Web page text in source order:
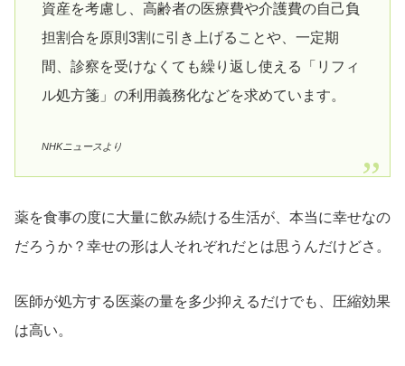
資産を考慮し、高齢者の医療費や介護費の自己負
担割合を原則3割に引き上げることや、一定期
間、診察を受けなくても繰り返し使える「リフィ
ル処方箋」の利用義務化などを求めています。
NHKニュースより
薬を食事の度に大量に飲み続ける生活が、本当に幸せなの
だろうか？幸せの形は人それぞれだとは思うんだけどさ。
医師が処方する医薬の量を多少抑えるだけでも、圧縮効果
は高い。